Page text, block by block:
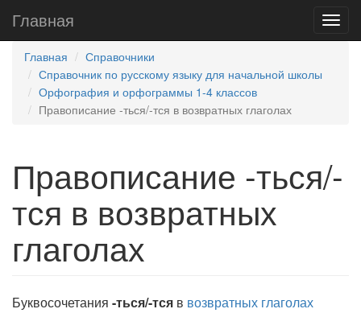
Главная
Главная
Справочники
Справочник по русскому языку для начальной школы
Орфография и орфограммы 1-4 классов
Правописание -ться/-тся в возвратных глаголах
Правописание -ться/-
тся в возвратных
глаголах
Буквосочетания -ться/-тся в возвратных глаголах